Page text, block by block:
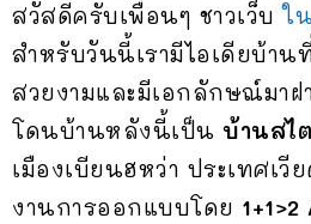
สวัสดีครับเพื่อนๆ ชาวเว็บใ
สำหรับวันนี้เรามีไอเดียบ้าน
สวยงามและมีเอกลักษณ์มา
โดนบ้านหลังนี้เป็น บ้านสไ
เมืองเบียนฮหว่า ประเทศเวี
งานการออกแบบโดย